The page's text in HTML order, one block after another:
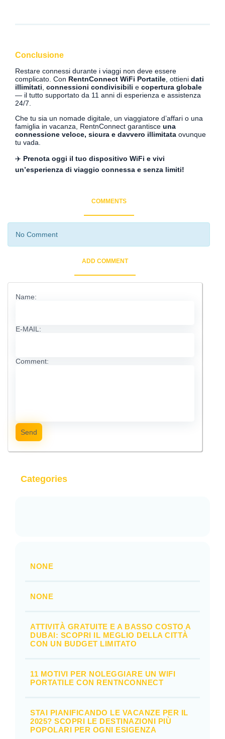
Conclusione
Restare connessi durante i viaggi non deve essere
complicato. Con RentnConnect WiFi Portatile , ottieni dati
illimitati connessioni condivisibili e copertura globale
— il tutto supportato da 11 anni di esperienza e assistenza
24/7.
Che tu sia un nomade digitale, un viaggiatore d’affari o una
famiglia in vacanza, RentnConnect garantisce una
connessione veloce, sicura e davvero illimitata ovunque
tu vada.
✈️ Prenota oggi il tuo dispositivo WiFi e vivi
un’esperienza di viaggio connessa e senza limiti!
COMMENTS
No Comment
ADD COMMENT
Name:
E-MAIL:
Comment:
Send
Categories
NONE
NONE
ATTIVITÀ GRATUITE E A BASSO COSTO A
DUBAI: SCOPRI IL MEGLIO DELLA CITTÀ
CON UN BUDGET LIMITATO
11 MOTIVI PER NOLEGGIARE UN WIFI
PORTATILE CON RENTNCONNECT
STAI PIANIFICANDO LE VACANZE PER IL
2025? SCOPRI LE DESTINAZIONI PIÙ
POPOLARI PER OGNI ESIGENZA